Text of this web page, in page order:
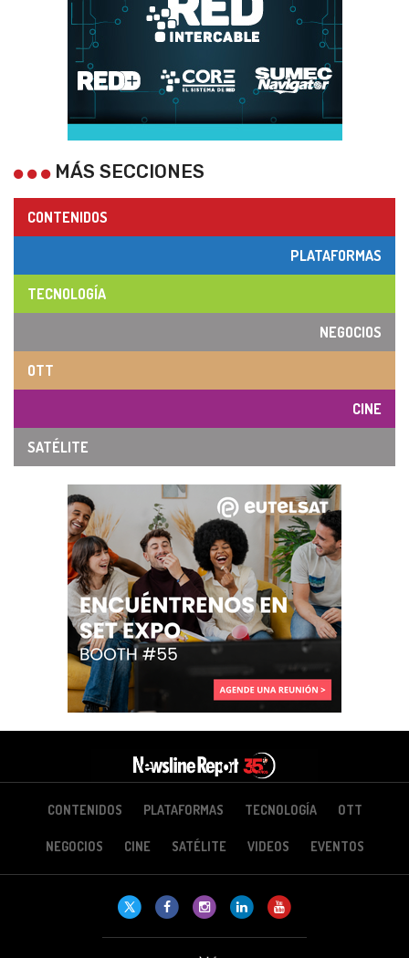
MÁS SECCIONES
CONTENIDOS
PLATAFORMAS
TECNOLOGÍA
NEGOCIOS
OTT
CINE
SATÉLITE
CONTENIDOS PLATAFORMAS TECNOLOGÍA OTT
NEGOCIOS CINE SATÉLITE VIDEOS EVENTOS